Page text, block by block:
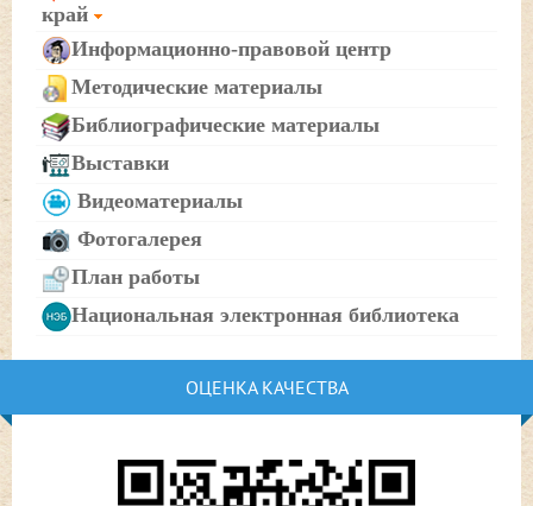
край
Информационно-правовой центр
Методические материалы
Библиографические материалы
Выставки
Видеоматериалы
Фотогалерея
План работы
Национальная электронная библиотека
ОЦЕНКА КАЧЕСТВА